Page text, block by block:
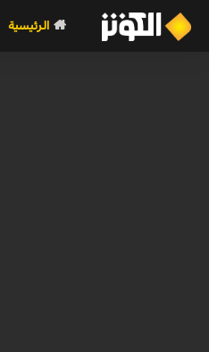
الرئيسية